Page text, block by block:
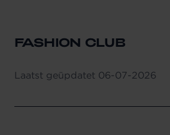
FASHION CLUB
Laatst geüpdatet 06-07-2026